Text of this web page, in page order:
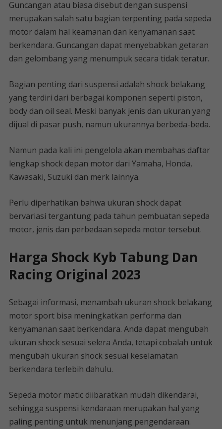
Guncangan atau biasa disebut dengan suspensi
merupakan salah satu bagian terpenting pada sepeda
motor dalam hal keamanan dan kenyamanan saat
berkendara. Guncangan dapat menyebabkan getaran
dan gelombang yang menumpuk secara tidak teratur.
Bagian penting dari suspensi adalah shock belakang
yang terdiri dari berbagai komponen seperti piston,
body dan oil seal. Meski banyak jenis dan ukuran yang
dijual di pasar push, namun ukurannya berbeda-beda.
Namun pada kali ini pengelola akan membahas daftar
lengkap shock depan motor dari Yamaha, Honda,
Kawasaki, Suzuki dan merk lainnya.
Perlu diperhatikan bahwa ukuran shock dapat
bervariasi tergantung pada tahun pembuatan sepeda
motor, jenis dan perbedaan sepeda motor tersebut.
Harga Shock Kyb Tabung Dan
Racing Original 2023
Sebagai informasi, menambah ukuran shock belakang
motor sport bisa meningkatkan performa dan
kenyamanan saat berkendara. Anda dapat mengubah
ukuran shock sesuai selera Anda, tetapi cobalah untuk
mengubah ukuran shock sesuai keselamatan
berkendara terlebih dahulu.
Sepeda motor matic diibaratkan mudah dikendarai,
sehingga suspensi kendaraan merupakan hal yang
paling penting untuk menunjang pengendaraan.